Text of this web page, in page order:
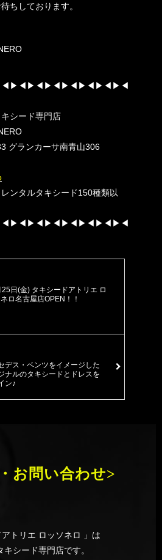
ちしております。
シード専門店
グランカーサ南青山306
ンタルタキシード150種類以
25日(金) タキシードアトリエ ロ
ロ名古屋店OPEN！！
デス・ベンツをイメージした
ナルのタキシードとドレスを
ン♪
お問い合わせ>
トリエ ロッソネロ 」は
キシード専門店です。